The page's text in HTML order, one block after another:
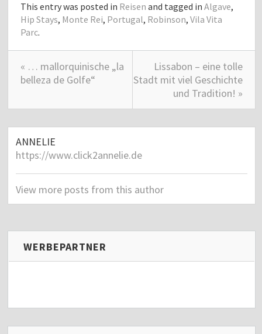
This entry was posted in Reisen and tagged inAlgave,
Hip Stays, Monte Rei, Portugal, Robinson,Vila Vita
Parc.
« … mallorquinische „la
belleza de Golfe“
Lissabon – eine tolle
Stadt mit viel Geschichte
und Tradition! »
ANNELIE
https://www.click2annelie.de
View more posts from this author
WERBEPARTNER